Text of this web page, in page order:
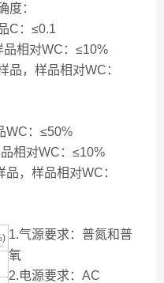
度：
C：≤0.1
品相对WC：≤10%
品，样品相对WC：
WC：≤50%
相对WC：≤10%
，样品相对WC：
1.气源要求：普氮和普
氧
2.电源要求：AC